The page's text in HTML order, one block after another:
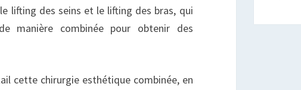
lifting des seins et le lifting des bras, qui
manière combinée pour obtenir des
cette chirurgie esthétique combinée, en